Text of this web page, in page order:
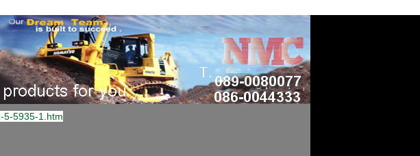
5-5935-1.htm